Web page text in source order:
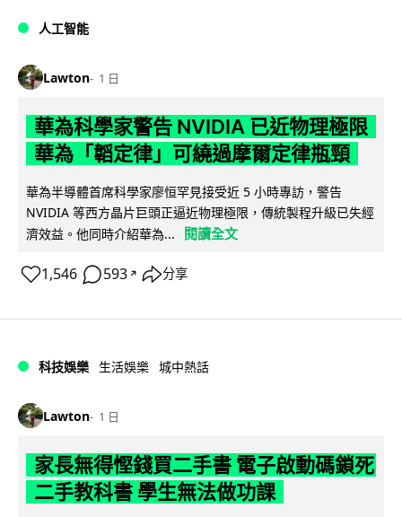
人工智能
Lawton 1 日
華為科學家警告 NVIDIA 已近物理極限
華為「韜定律」可繞過摩爾定律瓶頸
華為半導體首席科學家廖恒罕見接受近 5 小時專訪，警告
NVIDIA 等西方晶片巨頭正逼近物理極限，傳統製程升級已失經
濟效益。他同時介紹華為...
閱讀全文
1,546 593 ↗ 分享
科技娛樂 生活娛樂 城中熱話
Lawton 1 日
家長無得慳錢買二手書 電子啟動碼鎖死
二手教科書 學生無法做功課